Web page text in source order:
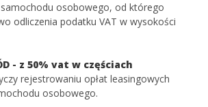
osobowego, od którego
odliczenia podatku VAT w wysokości
- z 50% vat w częściach
rejestrowaniu opłat leasingowych
osobowego.